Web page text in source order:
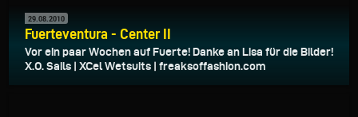
29.08.2010
Fuerteventura - Center II
Vor ein paar Wochen auf Fuerte! Danke an Lisa für die Bilder!
X.O. Sails | XCel Wetsuits | freaksoffashion.com